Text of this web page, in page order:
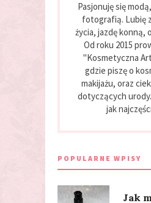
Pasjonuję się
fotografią. Lubię
życia, jazdę konną,
Od roku 2015
"Kosmetyczna
gdzie piszę o
makijażu, oraz
dotyczących
jak
POPULARNE WPISY
Jak